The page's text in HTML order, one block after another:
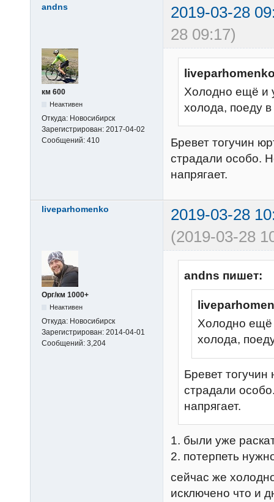
andns
2019-03-28
28 09:17)
км 600
Неактивен
Откуда: Новосибирск
Зарегистрирован: 2017-04-02
Сообщений: 410
Холодно ещё и
холода, поеду
Бревет тогучин
страдали особо.
напрягает.
liveparhomenko
2019-03-28
(2019-03-28
Орг/км 1000+
Неактивен
Откуда: Новосибирск
Зарегистрирован: 2014-04-01
Сообщений: 3,204
andns пишет:
Холодно ещё
холода,
Бревет
страдали
напрягает.
1. были уже
2. потерпеть
сейчас же
исключено что и